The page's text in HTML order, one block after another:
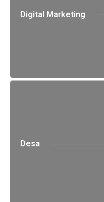
Digital Marketing
Desa